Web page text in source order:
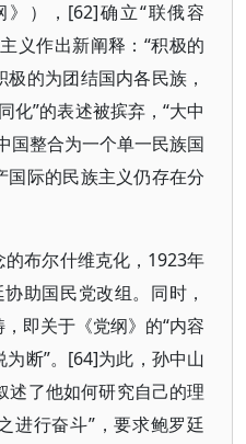
），[62]确立“联俄容
义作出新阐释：“积极的
的为团结国内各民族，
化”的表述被摈弃，“大中
国整合为一个单一民族国
际的民族主义仍存在分
布尔什维克化，1923年
助国民党改组。同时，
即关于《党纲》的“内容
断”。[64]为此，孙中山
述了他如何研究自己的理
进行奋斗”，要求鲍罗廷